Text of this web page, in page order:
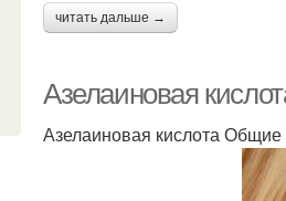
читать дальше →
Азелаиновая
Азелаиновая кислота